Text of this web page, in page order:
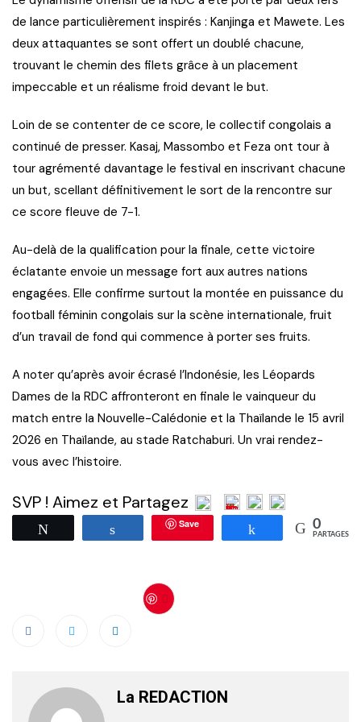
de lance particulièrement inspirés : Kanjinga et Mawete. Les
deux attaquantes se sont offert un doublé chacune,
trouvant le chemin des filets grâce à un placement
impeccable et un réalisme froid devant le but.
Loin de se contenter de ce score, le collectif congolais a
continué de presser. Kasaj, Massombo et Feza ont tour à
tour agrémenté davantage le festival en inscrivant chacune
un but, scellant définitivement le sort de la rencontre sur
ce score fleuve de 7-1.
Au-delà de la qualification pour la finale, cette victoire
éclatante envoie un message fort aux autres nations
engagées. Elle confirme surtout la montée en puissance du
football féminin congolais sur la scène internationale, fruit
d’un travail de fond qui commence à porter ses fruits.
A noter qu’après avoir écrasé l’Indonésie, les Léopards
Dames de la RDC affronteront en finale le vainqueur du
match entre la Nouvelle-Calédonie et la Thaïlande le 15 avril
2026 en Thaïlande, au stade Ratchaburi. Un vrai rendez-
vous avec l’histoire.
SVP ! Aimez et Partagez
Partagez Save Partagez 0
PARTAGES
La REDACTION